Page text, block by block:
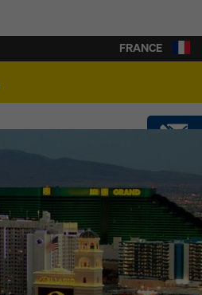
SOFTWARE
SHOP
FRANCE